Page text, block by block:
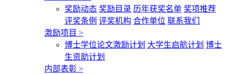
奖励动态 奖励目录 历年获奖名单 奖项推荐
评奖条例 评奖机构 合作单位 联系我们
激励项目 >
博士学位论文激励计划 大学生启航计划 博士
生资助计划
内部表彰 >